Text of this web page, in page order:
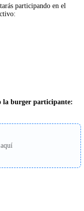
participando en el
burger participante: